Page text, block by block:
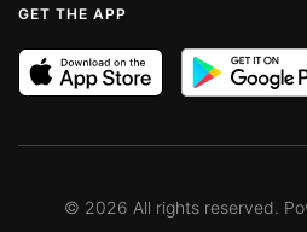
GET THE APP
© 2026 All rights reserved.